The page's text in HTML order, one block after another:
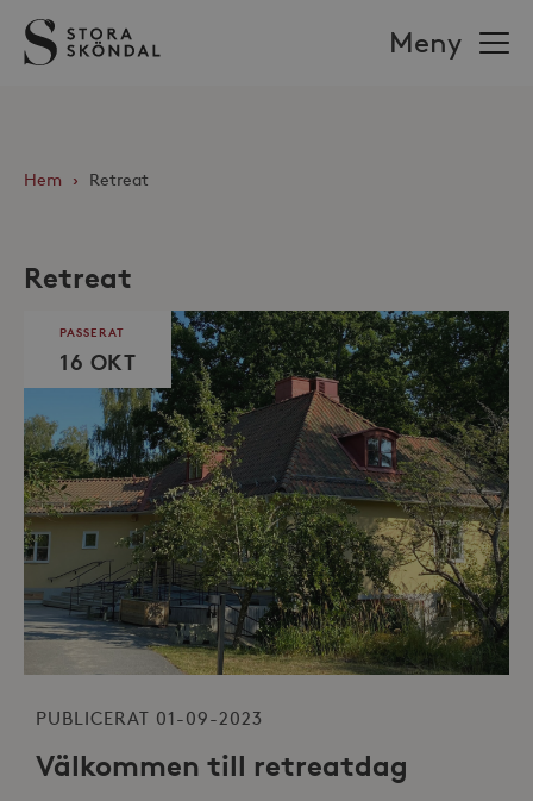
Stora
Sköndal
Meny
Hem › Retreat
Retreat
PASSERAT
16 OKT
PUBLICERAT 01-09-2023
Välkommen till retreatdag